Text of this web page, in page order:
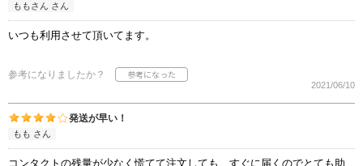
ももさん さん
いつも利用させて頂いてます。
参考になりましたか？
2021/06/10
発送が早い！
もも さん
コンタクトの残量が少なく慌てて注文しても、すぐに届くのでとても助